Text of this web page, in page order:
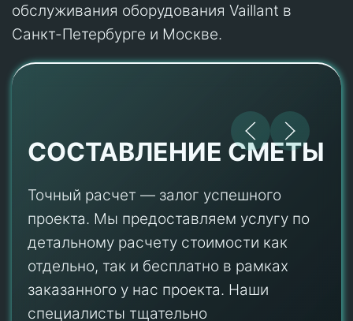
обслуживания оборудования Vaillant в
Санкт-Петербурге и Москве.
СОСТАВЛЕНИЕ СМЕТЫ
Точный расчет — залог успешного
проекта. Мы предоставляем услугу по
детальному расчету стоимости как
отдельно, так и бесплатно в рамках
заказанного у нас проекта. Наши
специалисты тщательно